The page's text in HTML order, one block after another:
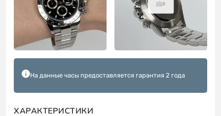
8
На данные часы предоставляется гарантия 2 года
ХАРАКТЕРИСТИКИ